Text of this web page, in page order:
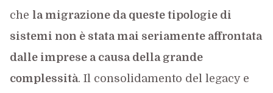
che la migrazione da queste tipologie di
sistemi non è stata mai seriamente affrontata
dalle imprese a causa della grande
complessità. Il consolidamento del legacy e